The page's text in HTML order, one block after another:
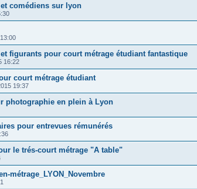
comédiens sur lyon
figurants pour court métrage étudiant fantastique
16:22
court métrage étudiant
19:37
photographie en plein à Lyon
pour entrevues rémunérés
le trés-court métrage "A table"
métrage_LYON_Novembre